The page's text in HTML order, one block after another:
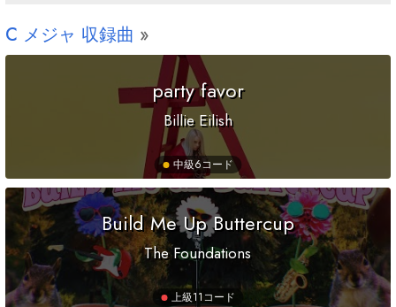
C メジャ 収録曲
party favor
Billie Eilish
中級6コード
Build Me Up Buttercup
The Foundations
上級11コード